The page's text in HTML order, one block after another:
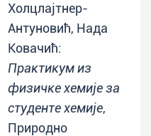
Холцлајтнер-
Антуновић, Нада
Ковачић:
Практикум из
физичке хемије за
студенте хемије,
Природно